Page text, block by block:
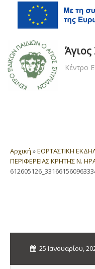
Κέντρο
Αρχική »ΕΟΡΤΑΣΤΙΚΗ
ΠΕΡΙΦΕΡΕΙΑΣ ΚΡΗΤΗΣ Ν.
25 Ιανουαρίου,